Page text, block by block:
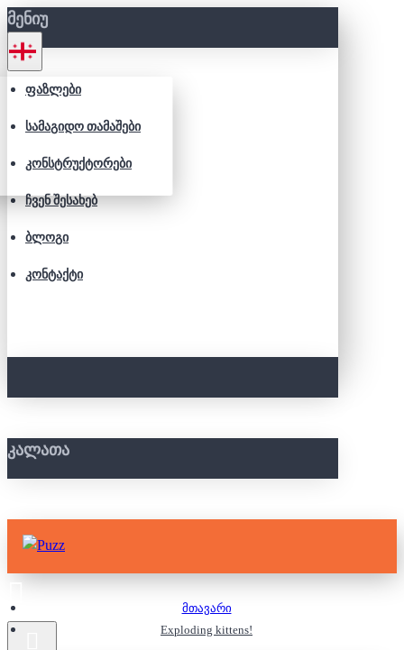
ᲛᲔᲜᲘᲣ
ᲤᲐᲖᲚᲔᲑᲘ
ᲡᲐᲛᲐᲒᲘᲓᲝ ᲗᲐᲛᲐᲨᲔᲑᲘ
ᲙᲝᲜᲡᲢᲠᲣᲥᲢᲝᲠᲔᲑᲘ
ᲩᲕᲔᲜ ᲨᲔᲡᲐᲮᲔᲑ
ᲑᲚᲝᲒᲘ
ᲙᲝᲜᲢᲐᲥᲢᲘ
ᲙᲐᲚᲐᲗᲐ
მთავარი
Exploding kittens!